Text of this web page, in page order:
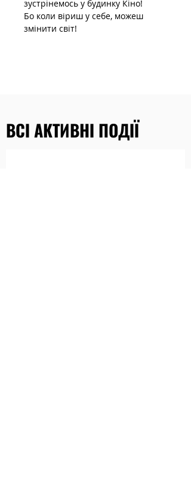
зустрінемось у будинку Кіно!
Бо коли віриш у себе, можеш
змінити світ!
ВСІ АКТИВНІ ПОДІЇ